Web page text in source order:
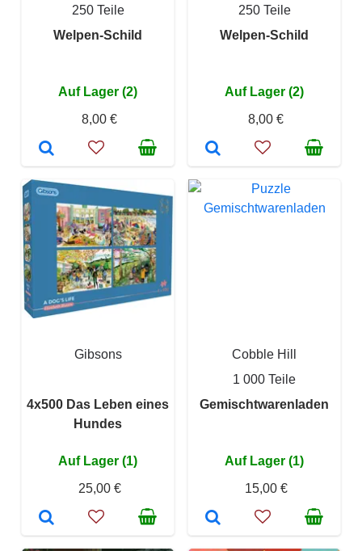
250 Teile
Welpen-Schild
Auf Lager (2)
8,00 €
250 Teile
Welpen-Schild
Auf Lager (2)
8,00 €
Gibsons
4x500 Das Leben eines
Hundes
Auf Lager (1)
25,00 €
Cobble Hill
1 000 Teile
Gemischtwarenladen
Auf Lager (1)
15,00 €